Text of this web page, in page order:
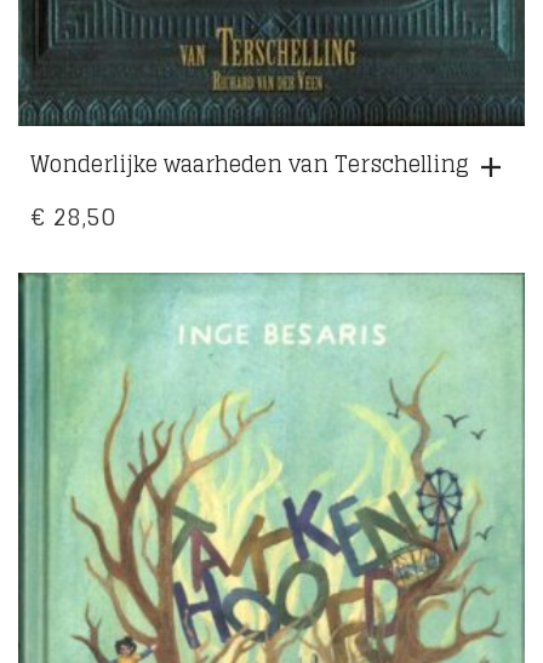
Wonderlijke waarheden van Terschelling
€ 28,50